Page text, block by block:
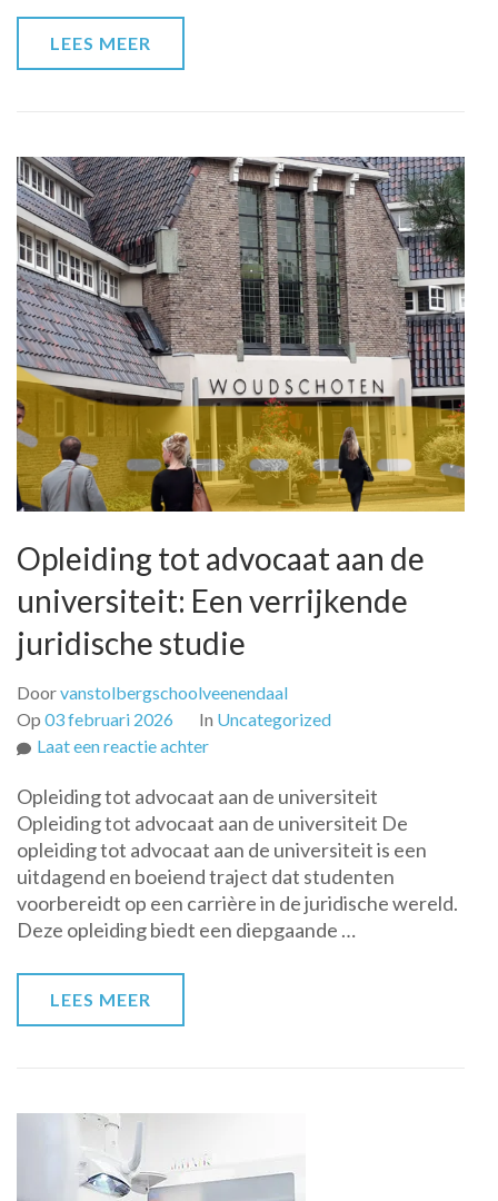
LEES MEER
Opleiding tot advocaat aan de
universiteit: Een verrijkende
juridische studie
Doorvanstolbergschoolveenendaal
Op 03 februari 2026 In Uncategorized
Laat een reactie achterop
tot
advocaat
aan
de
universiteit:
Een
Opleiding tot advocaat aan de universiteit
Opleiding tot advocaat aan de universiteit De
opleiding tot advocaat aan de universiteit is een
uitdagend en boeiend traject dat studenten
voorbereidt op een carrière in de juridische wereld.
Deze opleiding biedt een diepgaande …
LEES MEER